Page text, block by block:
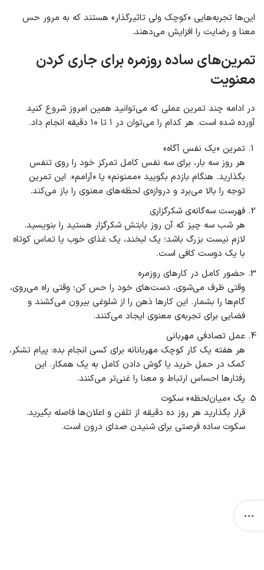
این‌ها تجربه‌هایی «کوچک ولی تاثیرگذار» هستند که به مرور حس
معنا و رضایت را افزایش می‌دهند.
تمرین‌های ساده روزمره برای جاری کردن
معنویت
در ادامه چند تمرین عملی که می‌توانید همین امروز شروع کنید
آورده شده است. هر کدام را می‌توان در ۱ تا ۱۰ دقیقه انجام داد.
تمرین «یک نفس آگاه»
هر روز سه بار، برای سه نفس کامل تمرکز خود را روی تنفس
بگذارید. هنگام بازدم بگویید «ممنونم» یا «آرامم». این تمرین
توجه را بالا می‌برد و دروازه‌ی لحظه‌های معنوی را باز می‌کند.
فهرست سه‌گانه‌ی شکرگزاری
هر شب سه چیز که آن روز بابتش شکرگزار هستید را بنویسید.
لازم نیست بزرگ باشد؛ یک لبخند، یک غذای خوب یا تماس کوتاه
با یک دوست کافی است.
حضور کامل در کارهای روزمره
وقتی ظرف می‌شوی، دست‌های خود را حس کن؛ وقتی راه می‌روی،
گام‌ها را بشمار. این کارها ذهن را از شلوغی بیرون می‌کشند و
فضایی برای تجربه‌ی معنوی ایجاد می‌کنند.
عمل تصادفی مهربانی
هر هفته یک کار کوچک مهربانانه برای کسی انجام بده: پیام تشکر،
کمک در حمل خرید یا گوش دادن کامل به یک همکار. این
رفتارها احساس ارتباط و معنا را غنی‌تر می‌کنند.
یک «میان‌لحظه» سکوت
قرار بگذارید هر روز ده دقیقه از تلفن و اعلان‌ها فاصله بگیرید.
سکوت ساده فرصتی برای شنیدن صدای درون است.